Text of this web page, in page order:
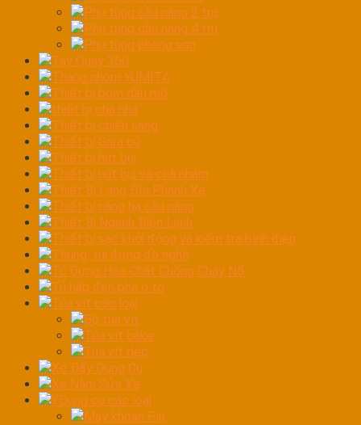
Phụ tùng cầu nâng 2 trụ
Phụ tùng cầu nâng 4 trụ
Phụ tùng phòng sơn
Tay Quay 360
Thang nhôm YUMITA
Thiết bị bơm dầu mỡ
thiết bị chà nhá
Thiết bị chiếu sáng
Thiết bị Gara cũ
Thiết bị hút bụi
Thiết bị hút bụi và chà nhám
Thiết Bị Láng Đĩa Phanh Xe
Thiết bị nâng hạ cầu nâng
Thiết Bị Ngành Điện Lạnh
Thiết bị sạc khởi động và kiểm tra bình điện
Thùng, túi đựng đồ nghề
Tủ Đựng Hóa Chất Chống Cháy Nổ
Tủ hấp đèn pha ô tô
Tua vít các loại
Bộ tua vít
Tua vít bake
Tua vít dẹp
Xe Đẩy Dụng Cụ
Xe Nằm Sửa Xe
YDụng cụ các loại
Máy khoan Pin